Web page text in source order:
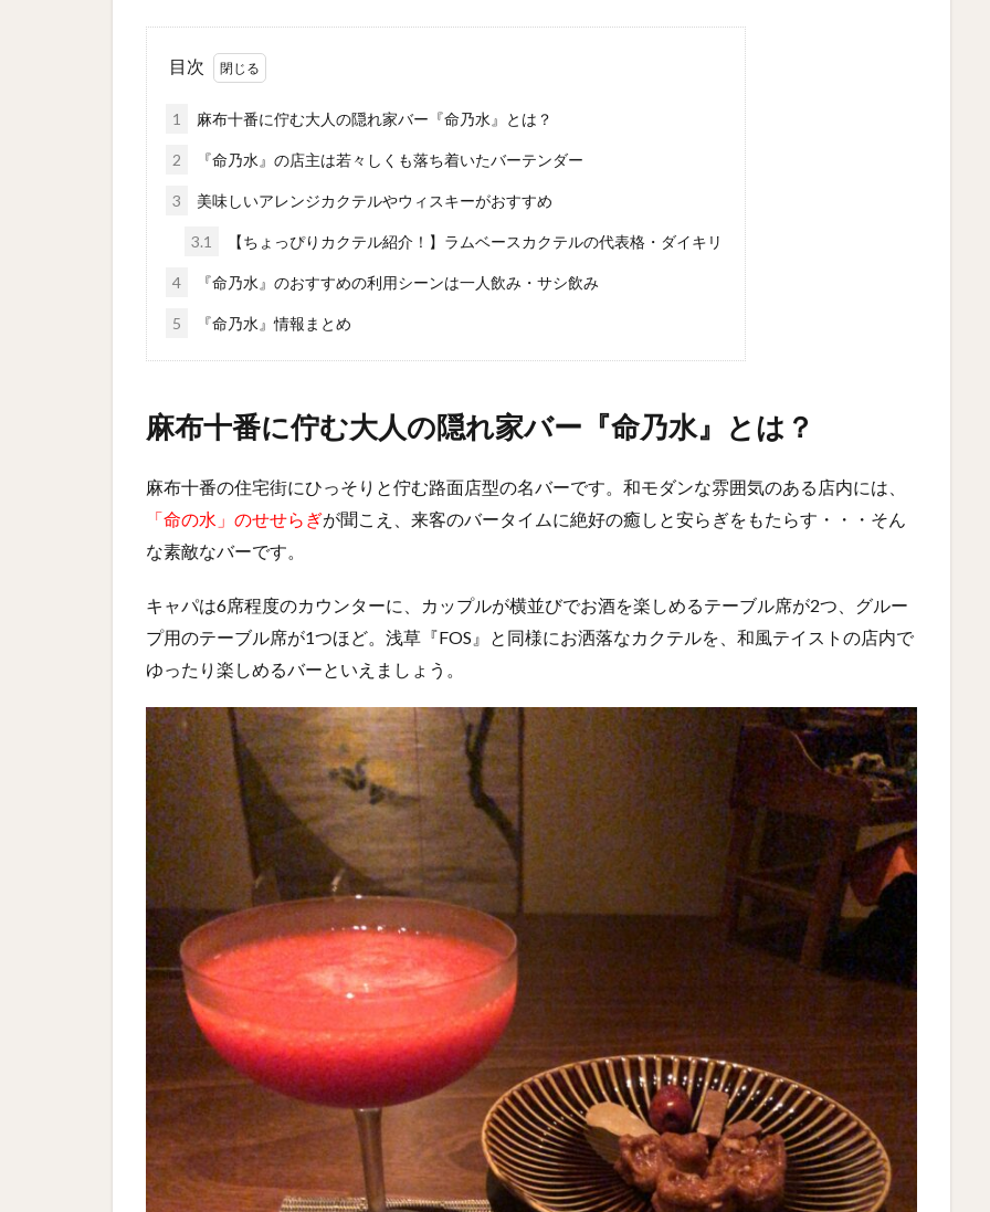
目次
1 麻布十番に佇む大人の隠れ家バー『命乃水』とは？
2 『命乃水』の店主は若々しくも落ち着いたバーテンダー
3 美味しいアレンジカクテルやウィスキーがおすすめ
3.1 【ちょっぴりカクテル紹介！】ラムベースカクテルの代表格・ダイキリ
4 『命乃水』のおすすめの利用シーンは一人飲み・サシ飲み
5 『命乃水』情報まとめ
麻布十番に佇む大人の隠れ家バー『命乃水』とは？
麻布十番の住宅街にひっそりと佇む路面店型の名バーです。和モダンな雰囲気のある店内には、
「命の水」のせせらぎが聞こえ、来客のバータイムに絶好の癒しと安らぎをもたらす・・・そん
な素敵なバーです。
キャパは6席程度のカウンターに、カップルが横並びでお酒を楽しめるテーブル席が2つ、グルー
プ用のテーブル席が1つほど。浅草『FOS』と同様にお洒落なカクテルを、和風テイストの店内で
ゆったり楽しめるバーといえましょう。